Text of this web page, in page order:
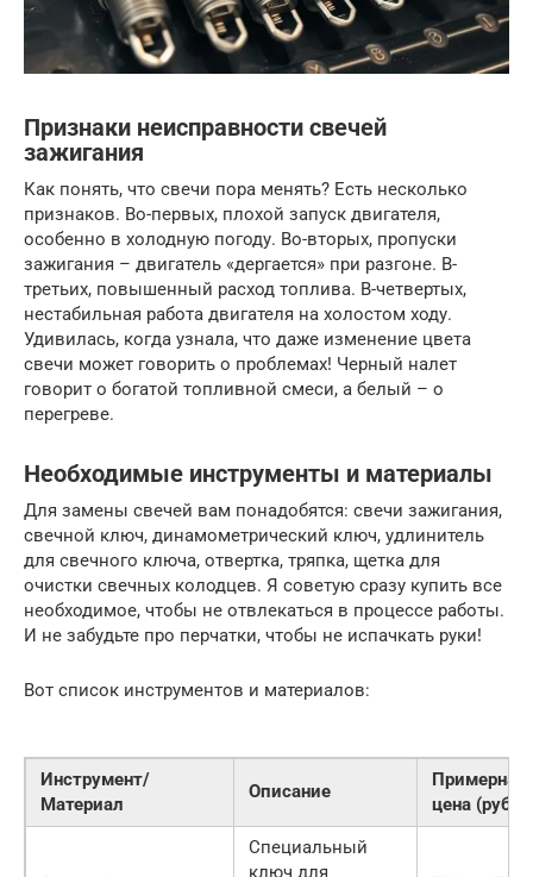
Признаки неисправности свечей
зажигания
Как понять, что свечи пора менять? Есть несколько
признаков. Во-первых, плохой запуск двигателя,
особенно в холодную погоду. Во-вторых, пропуски
зажигания – двигатель «дергается» при разгоне. В-
третьих, повышенный расход топлива. В-четвертых,
нестабильная работа двигателя на холостом ходу.
Удивилась, когда узнала, что даже изменение цвета
свечи может говорить о проблемах! Черный налет
говорит о богатой топливной смеси, а белый – о
перегреве.
Необходимые инструменты и материалы
Для замены свечей вам понадобятся: свечи зажигания,
свечной ключ, динамометрический ключ, удлинитель
для свечного ключа, отвертка, тряпка, щетка для
очистки свечных колодцев. Я советую сразу купить все
необходимое, чтобы не отвлекаться в процессе работы.
И не забудьте про перчатки, чтобы не испачкать руки!
Вот список инструментов и материалов:
Инструмент/
Материал
Описание
Примерная
цена (руб)
Специальный
ключ для